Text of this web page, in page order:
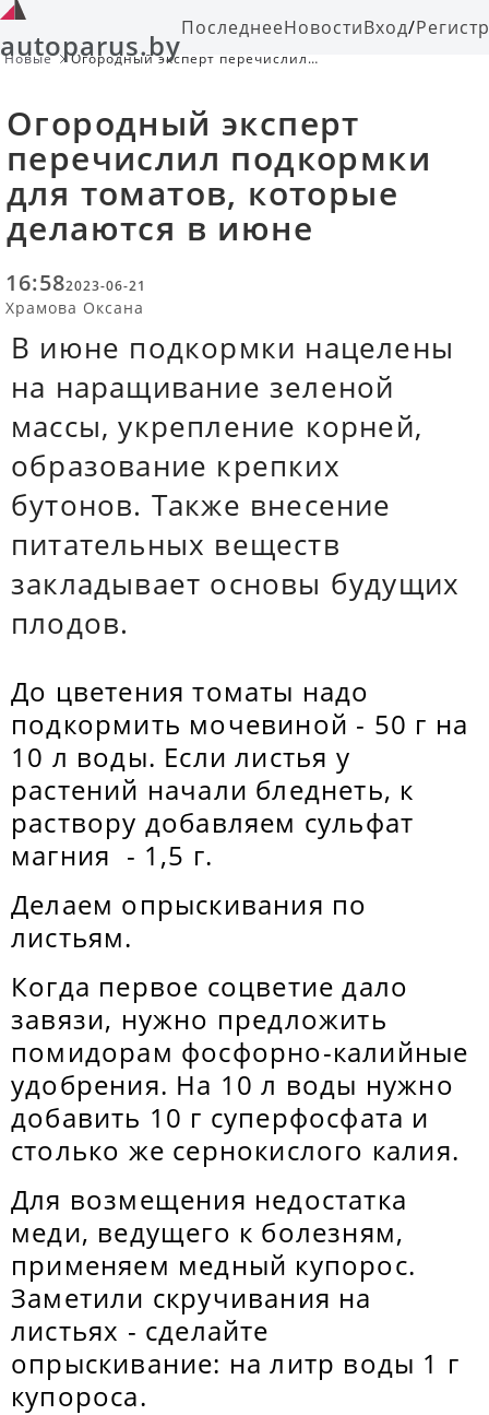
autoparus.byПоследнееНовостиВход/
Новые
Огородный эксперт перечислил
Огородный эксперт
перечислил подкормки
для томатов, которые
делаются в июне
16:582023-06-21
Храмова Оксана
В июне подкормки нацелены
на наращивание зеленой
массы, укрепление корней,
образование крепких
бутонов. Также внесение
питательных веществ
закладывает основы будущих
плодов.
До цветения томаты надо
подкормить мочевиной - 50 г на
10 л воды. Если листья у
растений начали бледнеть, к
раствору добавляем сульфат
магния - 1,5 г.
Делаем опрыскивания по
листьям.
Когда первое соцветие дало
завязи, нужно предложить
помидорам фосфорно-калийные
удобрения. На 10 л воды нужно
добавить 10 г суперфосфата и
столько же сернокислого калия.
Для возмещения недостатка
меди, ведущего к болезням,
применяем медный купорос.
Заметили скручивания на
листьях - сделайте
опрыскивание: на литр воды 1 г
купороса.